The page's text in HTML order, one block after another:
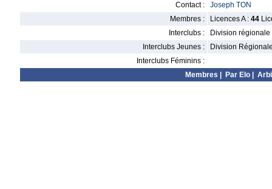
Contact :
Joseph TON
Membres :
Licences A : 44
Interclubs :
Division régionale
Interclubs Jeunes :
Division
Interclubs Féminins :
Membres
Par Elo